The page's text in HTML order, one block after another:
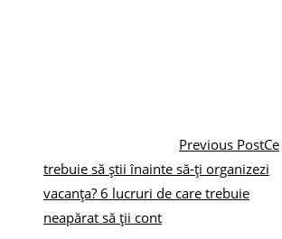
Previous PostCe
trebuie să știi înainte să-ți organizezi
vacanța? 6 lucruri de care trebuie
neapărat să ții cont